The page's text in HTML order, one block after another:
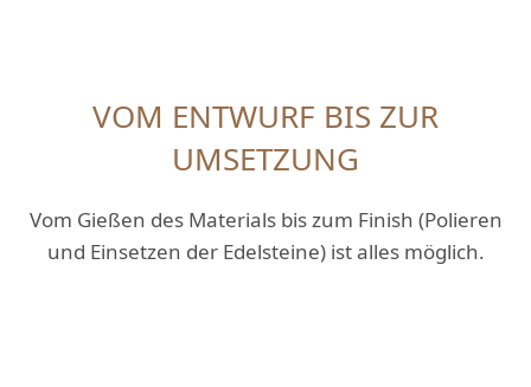
VOM ENTWURF BIS ZUR
UMSETZUNG
Vom Gießen des Materials bis zum Finish (Polieren
und Einsetzen der Edelsteine) ist alles möglich.